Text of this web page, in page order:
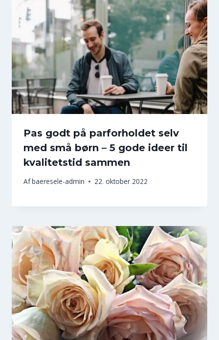
Pas godt på parforholdet selv
med små børn – 5 gode ideer til
kvalitetstid sammen
Afbaeresele-admin 22. oktober 2022